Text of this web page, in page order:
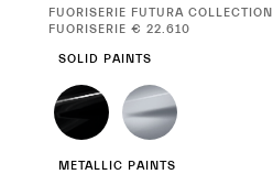
CURRENT
SELECTION
FUORISERIE FUTURA COLLECTION
FUORISERIE € 22.610
SOLID PAINTS
METALLIC PAINTS